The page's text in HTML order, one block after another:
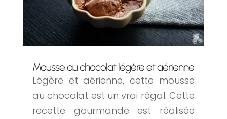
Mousse au chocolat légère et aérienne
Légère et aérienne, cette mousse
au chocolat est un vrai régal. Cette
recette gourmande est réalisée